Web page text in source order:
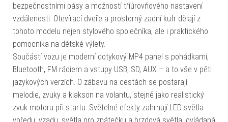
bezpečnostními pásy a možností tříúrovňového nastavení
vzdálenosti. Otevírací dveře a prostorný zadní kufr dělají z
tohoto modelu nejen stylového společníka, ale i praktického
pomocníka na dětské výlety.
Součástí vozu je moderní dotykový MP4 panel s pohádkami,
Bluetooth, FM rádiem a vstupy USB, SD, AUX – a to vše v pěti
jazykových verzích. O zábavu na cestách se postarají
melodie, zvuky a klakson na volantu, stejně jako realistický
zvuk motoru při startu. Světelné efekty zahrnují LED světla
vpředu, vzadu, světla pro zpátečku a brzdová světla, ovládaná